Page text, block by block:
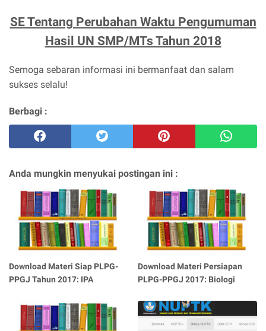
SE Tentang Perubahan Waktu Pengumuman
Hasil UN SMP/MTs Tahun 2018
Semoga sebaran informasi ini bermanfaat dan salam
sukses selalu!
Berbagi :
Anda mungkin menyukai postingan ini :
Download Materi Siap PLPG-
PPGJ Tahun 2017: IPA
Download Materi Persiapan
PLPG-PPGJ 2017: Biologi